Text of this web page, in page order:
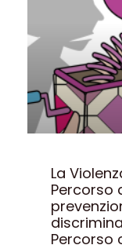
La
Percorso
Percorso